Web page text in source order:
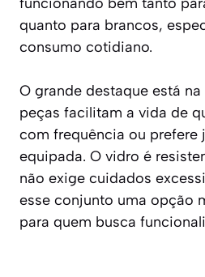
funcionando bem tanto
quanto para brancos,
consumo cotidiano.
O grande destaque está na
peças facilitam a vida de
com frequência ou prefere
equipada. O vidro é
não exige cuidados
esse conjunto uma opção
para quem busca